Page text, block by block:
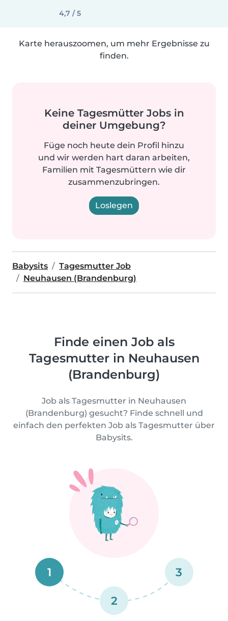
4,7 / 5
Karte herauszoomen, um mehr Ergebnisse zu
finden.
Keine Tagesmütter Jobs in
deiner Umgebung?
Füge noch heute dein Profil hinzu
und wir werden hart daran arbeiten,
Familien mit Tagesmüttern wie dir
zusammenzubringen.
Loslegen
Babysits
Tagesmutter Job
Neuhausen (Brandenburg)
Finde einen Job als
Tagesmutter in Neuhausen
(Brandenburg)
Job als Tagesmutter in Neuhausen
(Brandenburg) gesucht? Finde schnell und
einfach den perfekten Job als Tagesmutter über
Babysits.
1
2
3